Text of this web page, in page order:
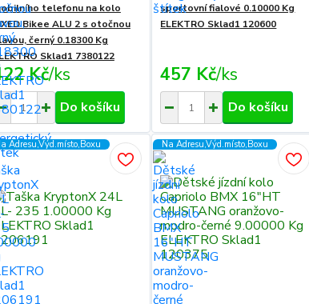
telefonu na kolo
Bikee ALU 2 s otočnou
černý 0.18300 Kg
Sklad1 7380122
Kč/ks
Do košíku
sportovní fialové 0.10000 Kg
ELEKTRO Sklad1 120600
457 Kč/ks
Do košíku
Adresu,Výd.místo,Boxu Na Adresu,Výd.místo,Boxu